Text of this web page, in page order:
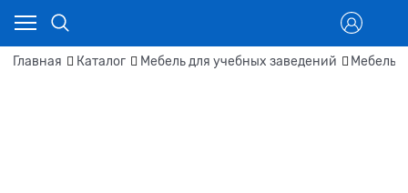
Главная Каталог Мебель для учебных заведений Мебель